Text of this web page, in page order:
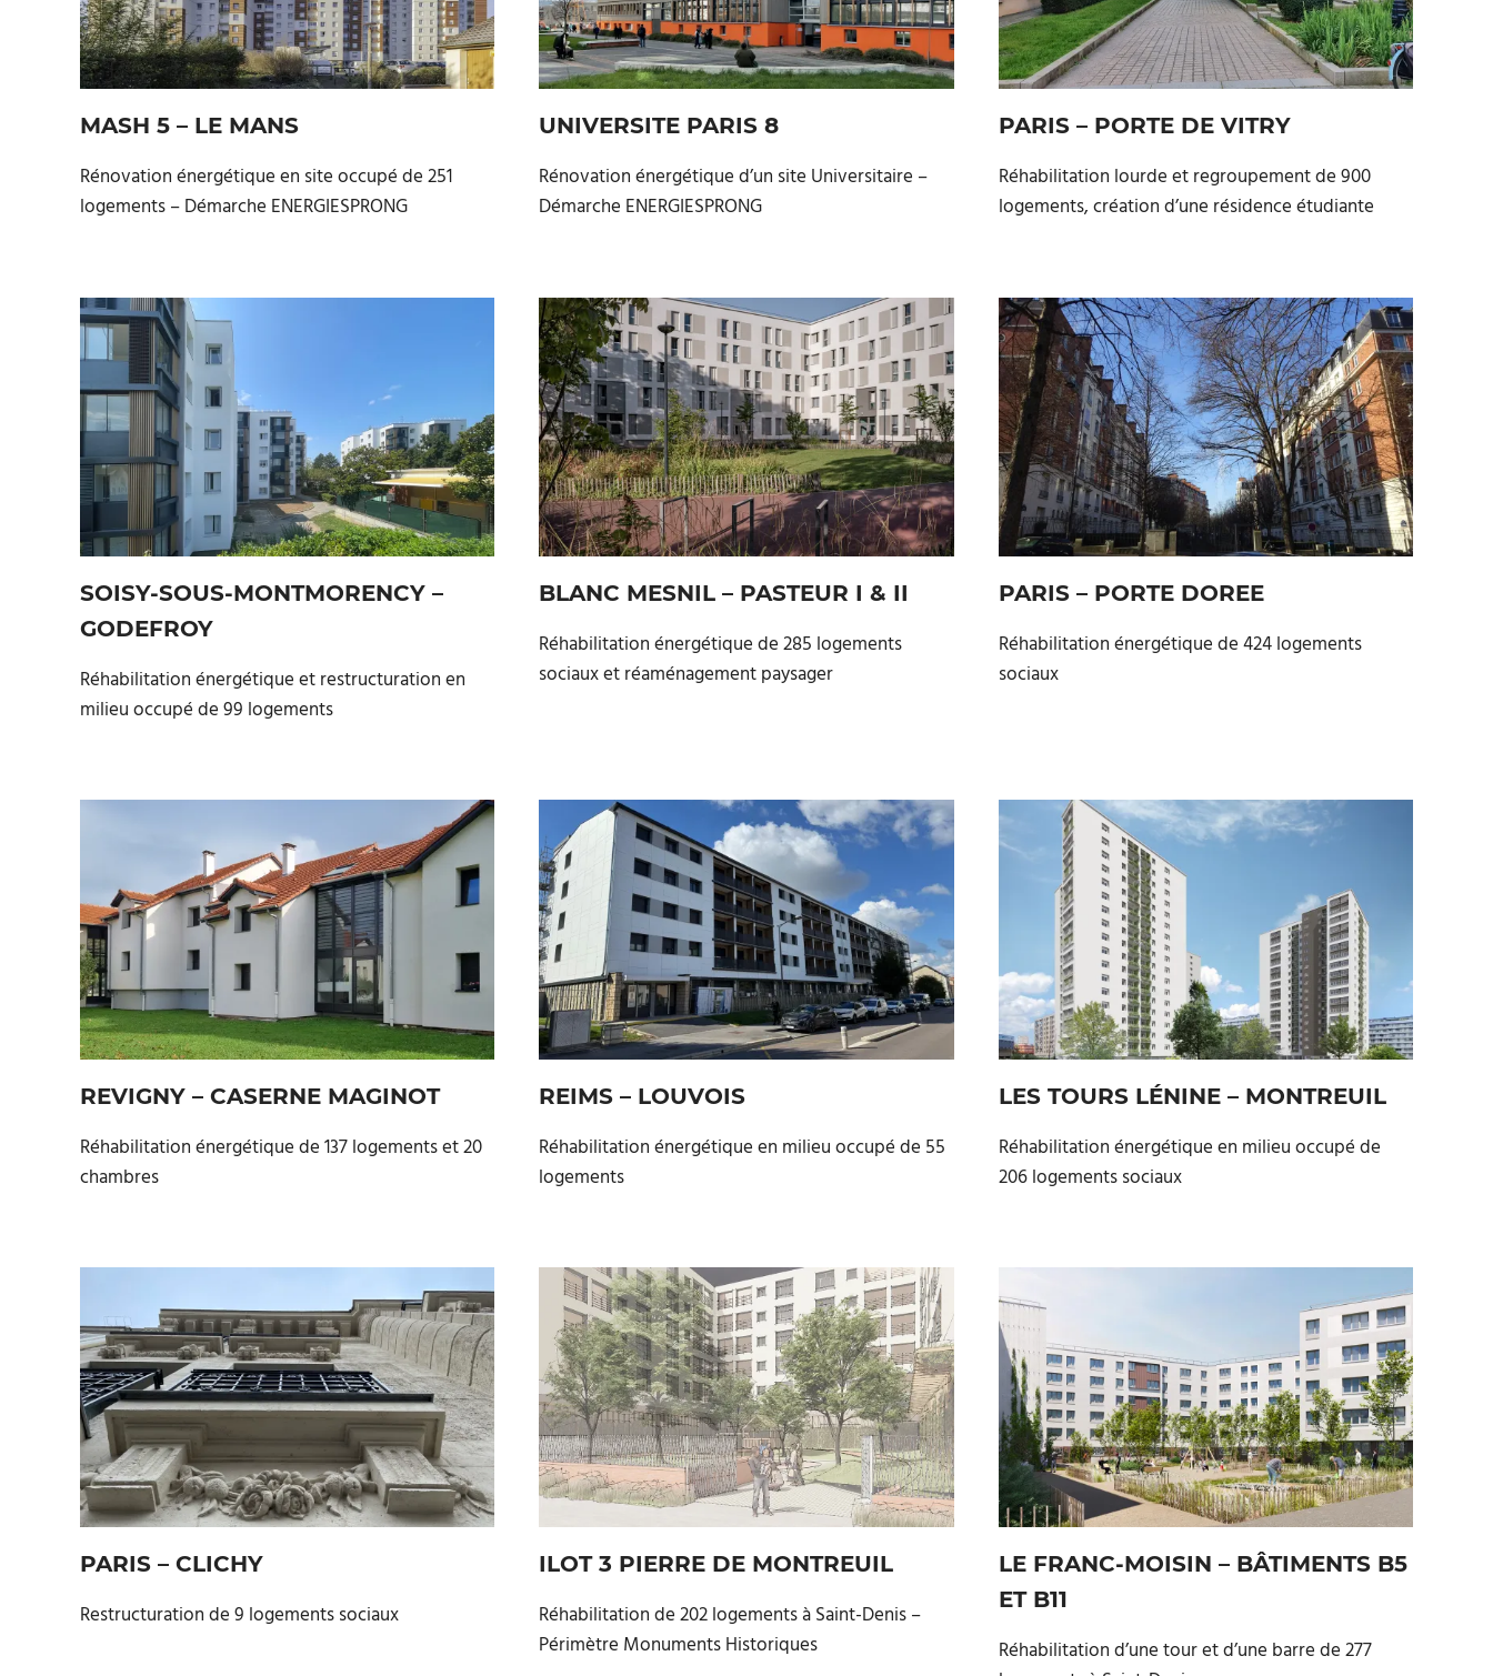
MASH 5 – LE MANS
Rénovation énergétique en site occupé de 251
logements – Démarche ENERGIESPRONG
UNIVERSITE PARIS 8
Rénovation énergétique d’un site Universitaire –
Démarche ENERGIESPRONG
PARIS – PORTE DE VITRY
Réhabilitation lourde et regroupement de 900
logements, création d’une résidence étudiante
SOISY-SOUS-MONTMORENCY –
GODEFROY
Réhabilitation énergétique et restructuration en
milieu occupé de 99 logements
BLANC MESNIL – PASTEUR I & II
Réhabilitation énergétique de 285 logements
sociaux et réaménagement paysager
PARIS – PORTE DOREE
Réhabilitation énergétique de 424 logements
sociaux
REVIGNY – CASERNE MAGINOT
Réhabilitation énergétique de 137 logements et 20
chambres
REIMS – LOUVOIS
Réhabilitation énergétique en milieu occupé de 55
logements
LES TOURS LÉNINE – MONTREUIL
Réhabilitation énergétique en milieu occupé de
206 logements sociaux
PARIS – CLICHY
Restructuration de 9 logements sociaux
ILOT 3 PIERRE DE MONTREUIL
Réhabilitation de 202 logements à Saint-Denis –
Périmètre Monuments Historiques
LE FRANC-MOISIN – BÂTIMENTS B5
ET B11
Réhabilitation d’une tour et d’une barre de 277